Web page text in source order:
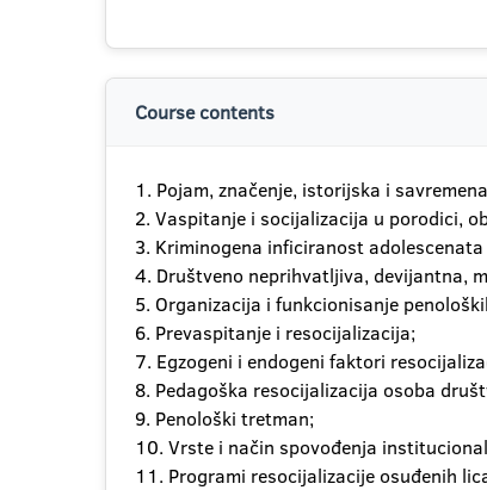
Course contents
1. Pojam, značenje, istorijska i
2. Vaspitanje i socijalizacija u porodici,
3. Kriminogena inficiranost
4. Društveno neprihvatljiva, devijantna,
5. Organizacija i funkcionisanje
6. Prevaspitanje i resocijalizacija;
7. Egzogeni i endogeni faktori
8. Pedagoška resocijalizacija osoba
9. Penološki tretman;
10. Vrste i način spovođenja
11. Programi resocijalizacije osuđenih